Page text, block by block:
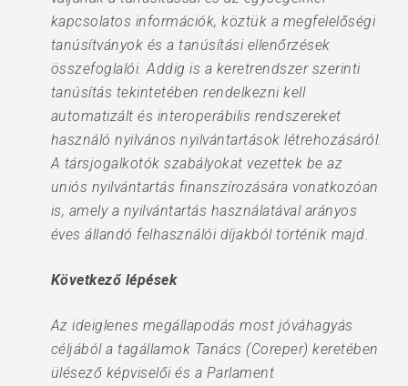
kapcsolatos információk, köztük a megfelelőségi
tanúsítványok és a tanúsítási ellenőrzések
összefoglalói. Addig is a keretrendszer szerinti
tanúsítás tekintetében rendelkezni kell
automatizált és interoperábilis rendszereket
használó nyilvános nyilvántartások létrehozásáról.
A társjogalkotók szabályokat vezettek be az
uniós nyilvántartás finanszírozására vonatkozóan
is, amely a nyilvántartás használatával arányos
éves állandó felhasználói díjakból történik majd.
Következő lépések
Az ideiglenes megállapodás most jóváhagyás
céljából a tagállamok Tanács (Coreper) keretében
ülésező képviselői és a Parlament